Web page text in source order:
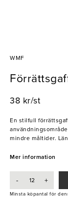
WMF
38 kr/st
En stilfull
mindre måltider.
på alla event och
- Tål diskmaskin
Mer information
- +
Minsta köpantal för